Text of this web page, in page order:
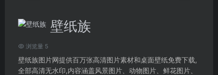
壁纸族
浏览量 5
壁纸族图片网提供百万张高清图片素材和桌面壁纸免费下载,
全部高清无水印,内容涵盖风景图片、动物图片、鲜花图片、